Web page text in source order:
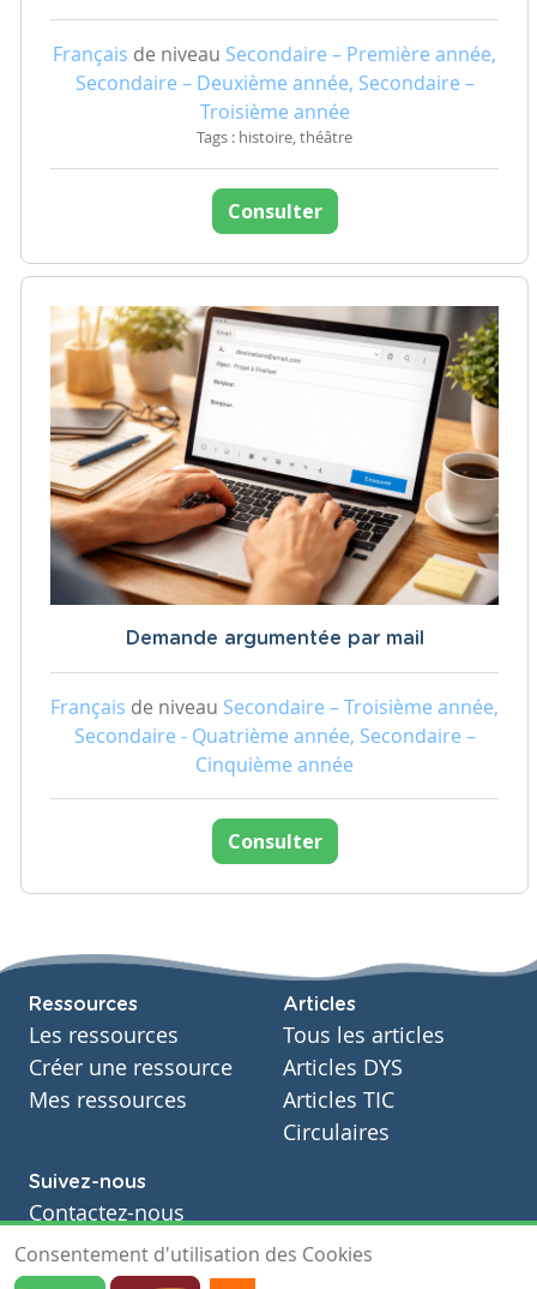
Français de niveau Secondaire – Première année,
Secondaire – Deuxième année, Secondaire –
Troisième année
Tags : histoire, théâtre
Consulter
Demande argumentée par mail
Français de niveau Secondaire – Troisième année,
Secondaire - Quatrième année, Secondaire –
Cinquième année
Consulter
Ressources
Les ressources
Créer une ressource
Mes ressources
Articles
Tous les articles
Articles DYS
Articles TIC
Circulaires
Suivez-nous
Contactez-nous
Soutien scolaire
Notre page Facebook
Consentement d'utilisation des Cookies